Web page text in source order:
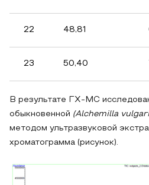
22 48,81
23 50,40
В результате ГХ-МС
обыкновенной (Alchemilla
методом ультразвуковой
хроматограмма (рисунок).